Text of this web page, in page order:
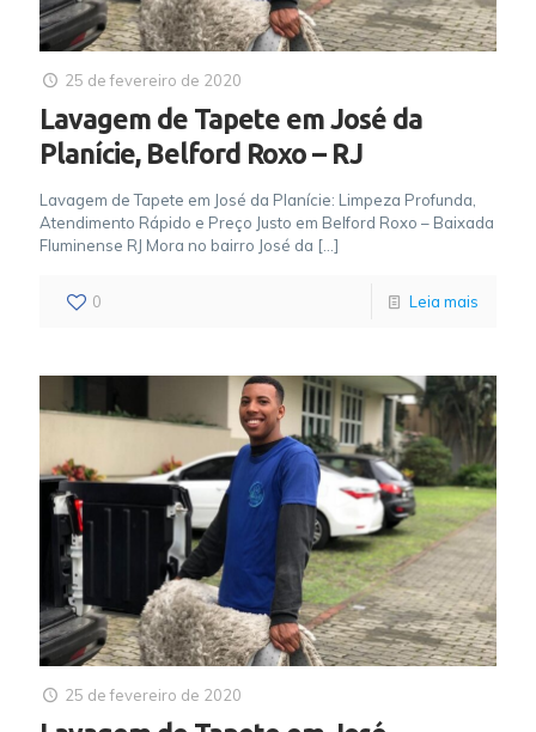
25 de fevereiro de 2020
Lavagem de Tapete em José da
Planície, Belford Roxo – RJ
Lavagem de Tapete em José da Planície: Limpeza Profunda,
Atendimento Rápido e Preço Justo em Belford Roxo – Baixada
Fluminense RJ Mora no bairro José da […]
0 Leia mais
25 de fevereiro de 2020